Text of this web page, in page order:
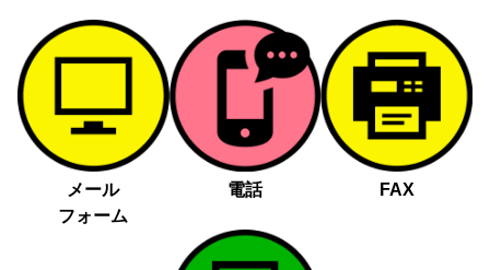
メール
フォーム
電話 FAX